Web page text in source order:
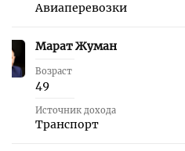
Авиаперевозки
46 Марат Жуман
Возраст
49
Источник дохода
Транспорт